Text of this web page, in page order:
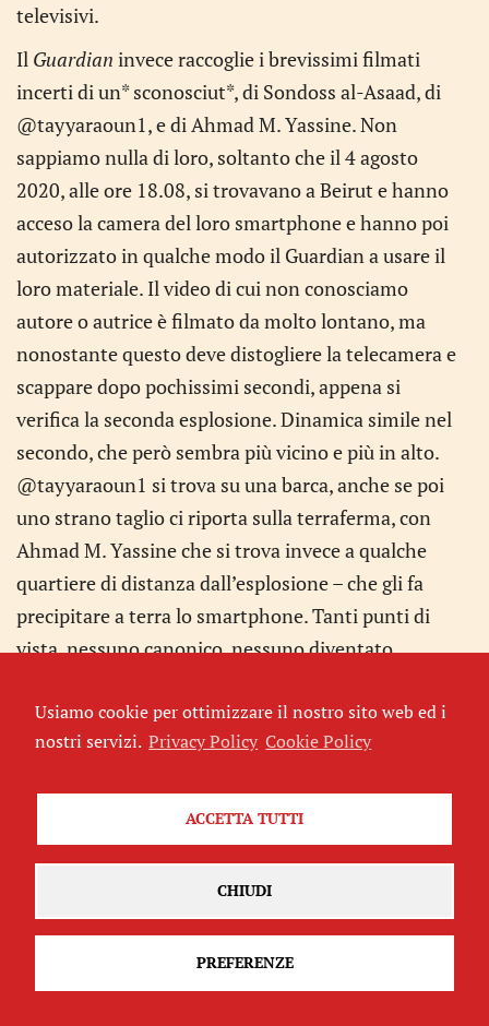
televisivi.
Il Guardian invece raccoglie i brevissimi filmati
incerti di un* sconosciut*, di Sondoss al-Asaad, di
@tayyaraoun1, e di Ahmad M. Yassine. Non
sappiamo nulla di loro, soltanto che il 4 agosto
2020, alle ore 18.08, si trovavano a Beirut e hanno
acceso la camera del loro smartphone e hanno poi
autorizzato in qualche modo il Guardian a usare il
loro materiale. Il video di cui non conosciamo
autore o autrice è filmato da molto lontano, ma
nonostante questo deve distogliere la telecamera e
scappare dopo pochissimi secondi, appena si
verifica la seconda esplosione. Dinamica simile nel
secondo, che però sembra più vicino e più in alto.
@tayyaraoun1 si trova su una barca, anche se poi
uno strano taglio ci riporta sulla terraferma, con
Ahmad M. Yassine che si trova invece a qualche
quartiere di distanza dall’esplosione – che gli fa
precipitare a terra lo smartphone. Tanti punti di
vista, nessuno canonico, nessuno diventato
occasione di eventi importante, perché
produciamo sempre più immagini, perché tutte e
angolazione e un nuovo punto di vista.
[JacopoFavi+Luca Peretti]
UNA PEZZA DI LUNDINI
Usiamo cookie per ottimizzare il nostro sito web ed i
nostri servizi. Privacy Policy Cookie Policy
ACCETTA TUTTI
CHIUDI
PREFERENZE